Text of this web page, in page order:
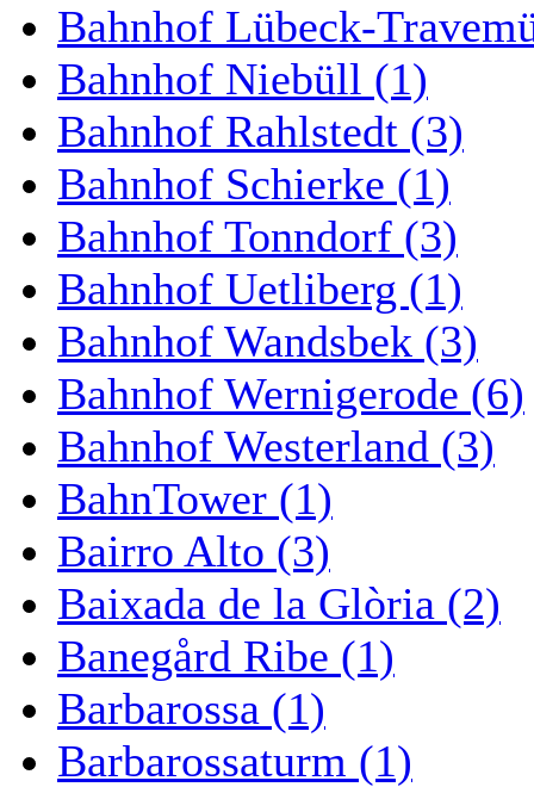
Bahnhof Lübeck-
Bahnhof Niebüll (1)
Bahnhof Rahlstedt (3)
Bahnhof Schierke (1)
Bahnhof Tonndorf (3)
Bahnhof Uetliberg (1)
Bahnhof Wandsbek (3)
Bahnhof Wernigerode (6)
Bahnhof Westerland (3)
BahnTower (1)
Bairro Alto (3)
Baixada de la Glòria (2)
Banegård Ribe (1)
Barbarossa (1)
Barbarossaturm (1)